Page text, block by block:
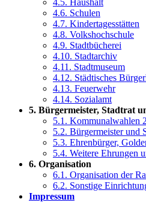
4.6. Schulen
4.7. Kindertagesstätten
4.8. Volkshochschule
4.9. Stadtbücherei
4.10. Stadtarchiv
4.11. Stadtmuseum
4.12. Städtisches
4.13. Feuerwehr
4.14. Sozialamt
5. Bürgermeister, Stadtrat
5.1. Kommunalwahlen
5.2. Bürgermeister und
5.3. Ehrenbürger,
5.4. Weitere Ehrungen
6. Organisation
6.1. Organisation der
6.2. Sonstige
Impressum